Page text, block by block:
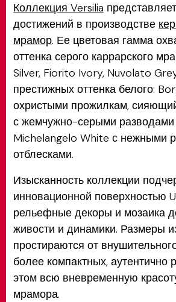
Коллекция Versilia
достижений в производстве
мрамор. Ее цветовая гамма
оттенка серого каррарского
Silver, Fiorito Ivory, Nuvolato
престижных оттенка белого:
охристыми прожилкам,
с жемчужно-серыми
Michelangelo White с нежными
отблесками.
Изысканность коллекции
инновационной поверхностью
рельефные декоры и мозаика
живости и динамики. Размеры
простираются от
более компактных, аутентично
этом всю вневременную
мрамора.